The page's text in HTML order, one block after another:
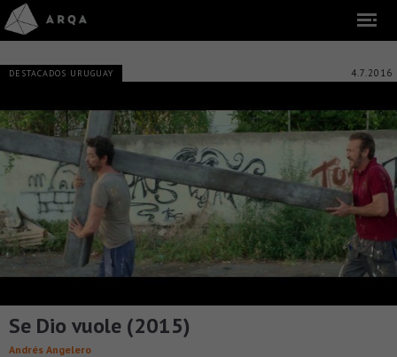
DESTACADOS URUGUAY 4.7.2016
Se Dio vuole (2015)
Andrés Angelero